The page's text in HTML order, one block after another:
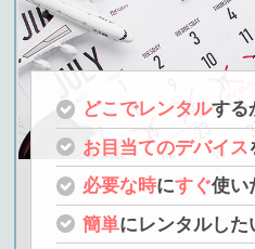
どこでレンタルする
お目当てのデバイス
必要な時にすぐ使い
簡単にレンタルした